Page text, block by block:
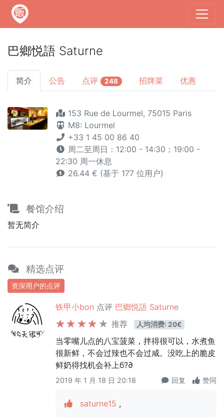
巴鄉悦語 Saturne
简介 公告 点评 248 招牌菜 优惠
153 Rue de Lourmel, 75015 Paris
M8: Lourmel
+33 1 45 00 86 40
周二至周日：12:00 - 14:30；19:00 -
22:30 周一休息
26.44 € (基于 177 位用户)
餐馆介绍
暂无简介
精选点评
资深用户的点评
铁甲小bon 点评 巴鄉悦語 Saturne
推荐
人均消费: 20€
当零嘴儿点的八宝菠菜，拌得很可以，水煮鱼
很新鲜，不会过辣也不会过咸。没吃上的脆皮
鲜奶得找机会补上б?∂
2019 年 1 月 18 日 20:18 回复 赞同
saturne15 ,